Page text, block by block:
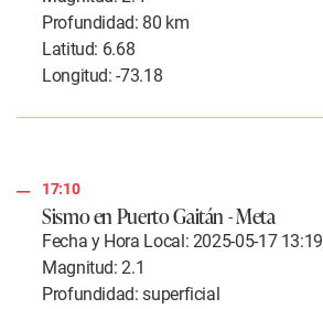
Profundidad: 80 km
Latitud: 6.68
Longitud: -73.18
17:10
Sismo en Puerto Gaitán - Meta
Fecha y Hora Local: 2025-05-17 13:19
Magnitud: 2.1
Profundidad: superficial